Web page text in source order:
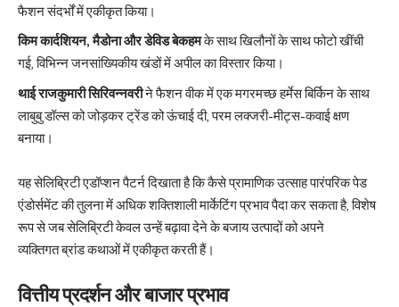
फैशन संदर्भों में एकीकृत किया।
किम कार्दशियन, मैडोना और डेविड बेकहमके साथ खिलौनों के साथ फोटो खींची
गई, विभिन्न जनसांख्यिकीय खंडों में अपील का विस्तार किया।
थाई राजकुमारी सिरिवन्नवरीने फैशन वीक में एक मगरमच्छ हर्मेस बिर्किन के साथ
लाबुबु डॉल्स को जोड़कर ट्रेंड को ऊंचाई दी, परम लक्जरी-मीट्स-कवाई क्षण
बनाया।
यह सेलिब्रिटी एडॉप्शन पैटर्न दिखाता है कि कैसे प्रामाणिक उत्साह पारंपरिक पेड
एंडोर्समेंट की तुलना में अधिक शक्तिशाली मार्केटिंग प्रभाव पैदा कर सकता है, विशेष
रूप से जब सेलिब्रिटी केवल उन्हें बढ़ावा देने के बजाय उत्पादों को अपने
व्यक्तिगत ब्रांड कथाओं में एकीकृत करती हैं।
वित्तीय प्रदर्शन और बाजार प्रभाव